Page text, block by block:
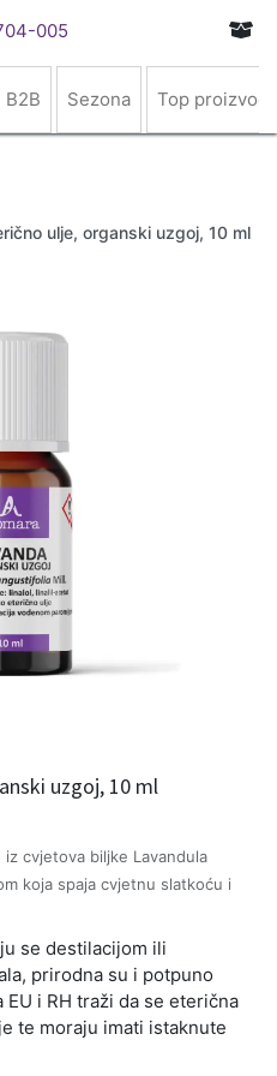
005
B2B Sezona Top proizvodi
ulje, organski uzgoj, 10 ml
uzgoj, 10 ml
cvjetova biljke Lavandula
koja spaja cvjetnu slatkoću i
se destilacijom ili
prirodna su i potpuno
i RH traži da se eterična
te moraju imati istaknute